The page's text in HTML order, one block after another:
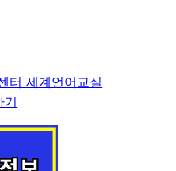
터 세계언어교실
기